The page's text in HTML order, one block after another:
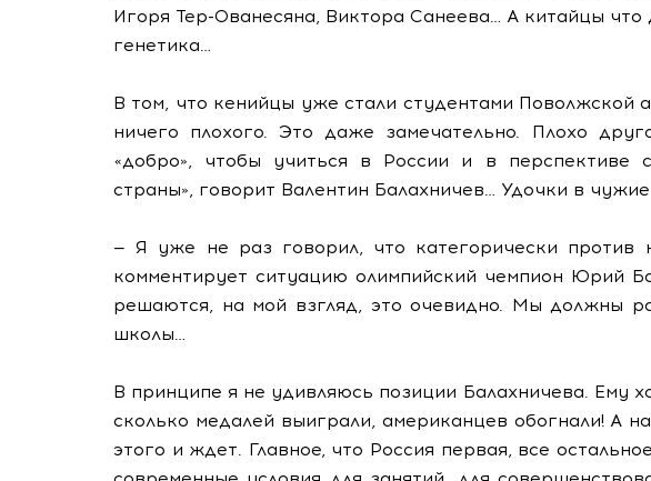
Игоря Тер-Ованесяна, Виктора Санеева… А китайцы
генетика…
В том, что кенийцы уже стали студентами Поволжской
ничего плохого. Это даже замечательно. Плохо
«добро», чтобы учиться в России и в перспективе
страны», говорит Валентин Балахничев… Удочки в
— Я уже не раз говорил, что категорически против
комментирует ситуацию олимпийский чемпион Юрий
решаются, на мой взгляд, это очевидно. Мы должны
школы…
В принципе я не удивляюсь позиции Балахничева. Ему
сколько медалей выиграли, американцев обогнали! А
этого и ждет. Главное, что Россия первая, все